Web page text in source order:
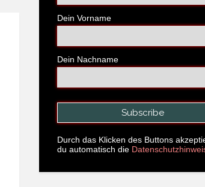
Dein Vorname
Dein Nachname
Durch das Klicken des Buttons
du automatisch die